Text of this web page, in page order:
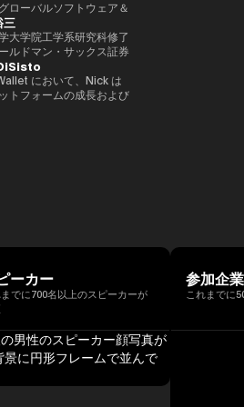
能性を明確に見据えた
、Animoca Brandsをブ
ェーン、ゲーム、NFT、
ープン・メタバース分野
リーダー的地位へと迅速
した。Animoca Brands
中心とした複数の子会社
of the Year」、さ
による「ブロ
ーン業界で注目すべき
の一人にも選ばれていま
た、Yat氏はクラシック音
な訓練を受けた音楽家で
BAFTA（英国映画テレ
カデミー）のアドバイザ
ドメンバー、ならびに
Orchestraの理事も
。 ターピンは2015年に
コイン四季モデル
Seasons of Bitcoin）」
た人物でもあり、2024
Publishing から
た著書『Bitcoin
』は高い評価を受
けるマーケティングの先
して、The Motley Fool、
Online Greenhouse、
の立ち上げをはじめ、
ぶ著名なインターネット
の成長に関与した。 学
は、ニューヨーク州立大
ァロー校にてクリエイテ
イティングの修士号を取
キュース大学にて二つの
ル規制担当）、国際局企
歴任。財務省では国際機
官として国際金融
、FSB等）を担当。 一橋
部卒業。ハーバード大学
Science for AIを履
融関係のさらなる強化に
でいます。 中央銀行、
当局、ならびに欧州中央
）や欧州投資銀行
を含む国際金融機関にお
以上の経験を有し、金
ガバナンス、コンプライ
ソニー銀行入社、現在は
行 DX事業企画部長とし
関連の新規事業企画を推
務に従事。 その後、株
尾研究所に参画し、機械
ジェクトの企画から
発を一貫して担当。
り同社取締役に就任、
AIに特化したVCファン
。
ローバルソフトウェア＆
ドサービスビジネスを率
す。彼は、戦略的な
Cloud Solution
（CSP）プログラムを推
と連携して関連
ビスソリューション全体
ンターネット企業とのレ
ートナーシップをグロー
ードしてきました。ま
略的なAR/VRパートナー
推進しました。
Ngは、ソニーエレクト
、ヒューレット・パッカ
Corporation、ノ
の主要なテクノロジーブ
、マーケティング、製品
三
大学院工学系研究科修了
ルドマン・サックス証券
等を経て、2014年に株
を共同創業。
業以降、暗号資産の国
業協会：JVCEA）を発
て設立。内閣官房主催の
タ活用推進基本計画実行
にも有識者として出席。
式会社bitFlyer
代表取締役CEO、株式
代表取締役、株式会
Blockchain代表取締
USA, Inc.の
、株式会社Custodiem
において、Nick は
トフォームの成長および
く、安全で、スケーラブ
にすることを目的として
Nick は、プロダクト、セ
ティ、エンジニアリング、
ィングといった各部門と
携しながら、ユーザー体
ックチェーン技術の交差
るイノベーションを推進
。 「コードを現実世界
と変換する」ことに重点
ーカー
までに700名以上のスピーカーが
参加企業
これまでに